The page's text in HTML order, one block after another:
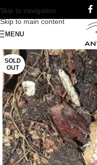
Skip to navigation
Skip to main content
MENU
SOLD
OUT